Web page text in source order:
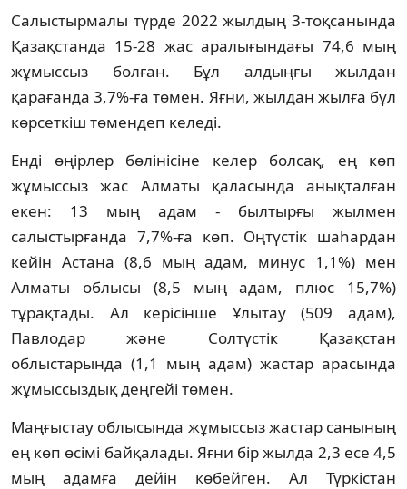
Салыстырмалы түрде 2022 жылдың 3-тоқсанында
Қазақстанда 15-28 жас аралығындағы 74,6 мың
жұмыссыз болған. Бұл алдыңғы жылдан
қарағанда 3,7%-ға төмен. Яғни, жылдан жылға бұл
көрсеткіш төмендеп келеді.
Енді өңірлер бөлінісіне келер болсақ, ең көп
жұмыссыз жас Алматы қаласында анықталған
екен: 13 мың адам - былтырғы жылмен
салыстырғанда 7,7%-ға көп. Оңтүстік шаһардан
кейін Астана (8,6 мың адам, минус 1,1%) мен
Алматы облысы (8,5 мың адам, плюс 15,7%)
тұрақтады. Ал керісінше Ұлытау (509 адам),
Павлодар және Солтүстік Қазақстан
облыстарында (1,1 мың адам) жастар арасында
жұмыссыздық деңгейі төмен.
Маңғыстау облысында жұмыссыз жастар санының
ең көп өсімі байқалады. Яғни бір жылда 2,3 есе 4,5
мың адамға дейін көбейген. Ал Түркістан